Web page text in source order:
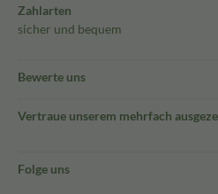
Zahlarten
sicher und bequem
Bewerte uns
Vertraue unserem mehrfach
Folge uns